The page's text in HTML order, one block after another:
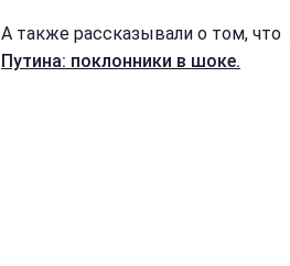
А также рассказывали о том, что
Путина: поклонники в шоке.